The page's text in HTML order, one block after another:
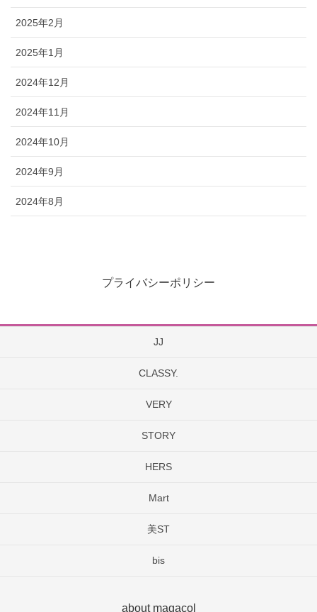
2025年2月
2025年1月
2024年12月
2024年11月
2024年10月
2024年9月
2024年8月
プライバシーポリシー
JJ
CLASSY.
VERY
STORY
HERS
Mart
美ST
bis
about magacol